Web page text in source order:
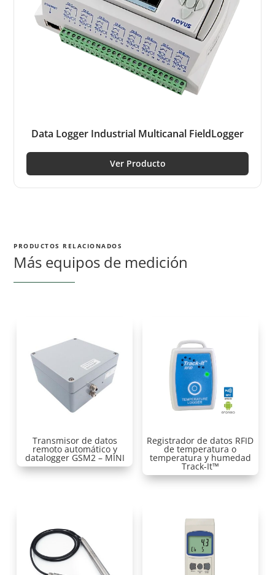
Data Logger Industrial Multicanal FieldLogger
Ver Producto
PRODUCTOS RELACIONADOS
Más equipos de medición
Transmisor de datos
remoto automático y
datalogger GSM2 – MINI
Registrador de datos RFID
de temperatura o
temperatura y humedad
Track-It™